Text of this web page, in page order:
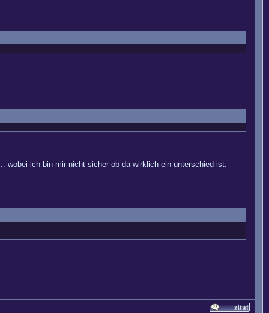
wobei ich bin mir nicht sicher ob da wirklich ein unterschied ist.